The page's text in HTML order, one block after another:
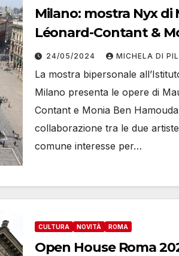
Milano: mostra Nyx di
Léonard-Contant &
Hamouda
24/05/2024 MICHELA DI
La mostra bipersonale
Milano presenta le opere di
Contant e Monia Ben
collaborazione tra le due
comune interesse per…
CULTURA NOVITÀ ROMA
Open House Roma